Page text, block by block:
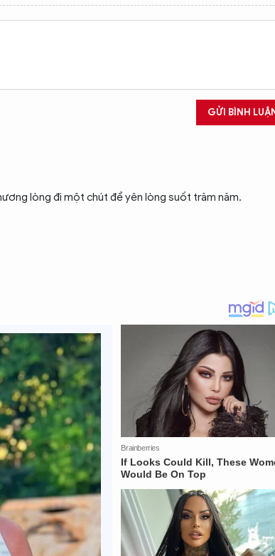
GỬI BÌNH
lòng đi một chút để yên lòng suốt trăm năm.